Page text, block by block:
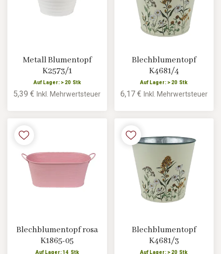
Metall Blumentopf
K2573/1
Auf Lager: > 20 Stk
5,39 €Inkl. Mehrwertsteuer
Blechblumentopf
K4681/4
Auf Lager: > 20 Stk
6,17 € Inkl. Mehrwertsteuer
Blechblumentopf rosa
K1865-05
Auf Lager: 14 Stk
Blechblumentopf
K4681/3
Auf Lager: > 20 Stk